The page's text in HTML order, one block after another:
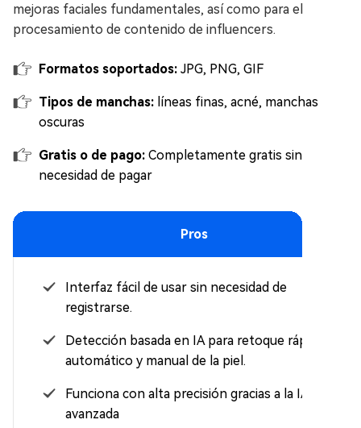
mejoras faciales fundamentales, así como para el
procesamiento de contenido de influencers.
Formatos soportados: JPG, PNG, GIF
Tipos de manchas: líneas finas, acné, manchas
oscuras
Gratis o de pago: Completamente gratis sin
necesidad de pagar
Pros
Interfaz fácil de usar sin necesidad de
registrarse.
Detección basada en IA para retoque rápido
automático y manual de la piel.
Funciona con alta precisión gracias a la IA
avanzada